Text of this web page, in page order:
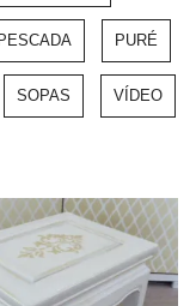
PURÉ
SOPAS VÍDEO